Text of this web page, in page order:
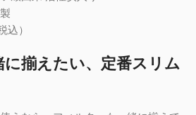
）
揃えたい、定番スリム